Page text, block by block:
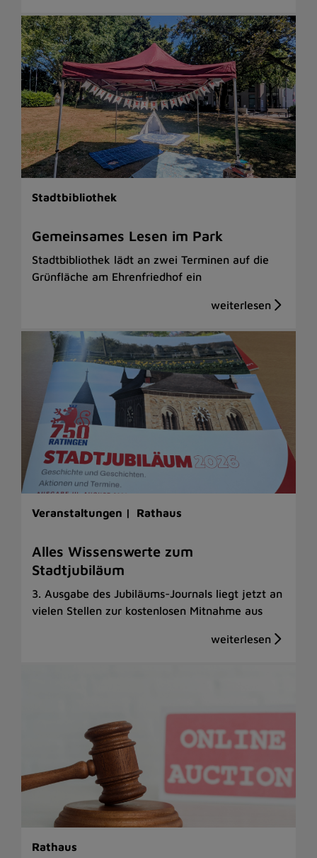
Stadtbibliothek
Gemeinsames Lesen im Park
Stadtbibliothek lädt an zwei Terminen auf die
Grünfläche am Ehrenfriedhof ein
Veranstaltungen | Rathaus
Alles Wissenswerte zum
Stadtjubiläum
3. Ausgabe des Jubiläums-Journals liegt jetzt an
vielen Stellen zur kostenlosen Mitnahme aus
Rathaus